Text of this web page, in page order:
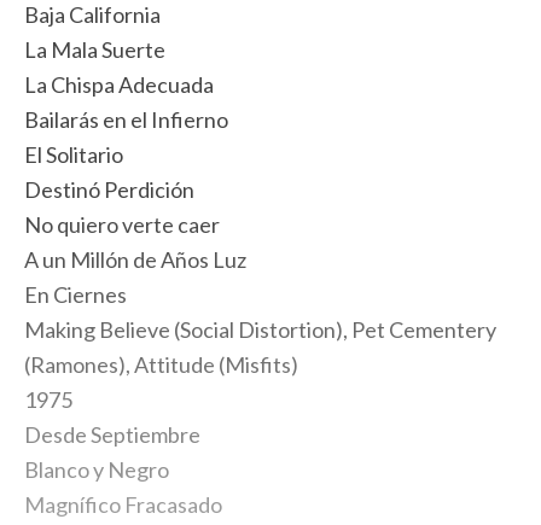
Baja California
La Mala Suerte
La Chispa Adecuada
Bailarás en el Infierno
El Solitario
Destinó Perdición
No quiero verte caer
A un Millón de Años Luz
En Ciernes
Making Believe (Social Distortion), Pet Cementery
(Ramones), Attitude (Misfits)
1975
Desde Septiembre
Blanco y Negro
Magnífico Fracasado